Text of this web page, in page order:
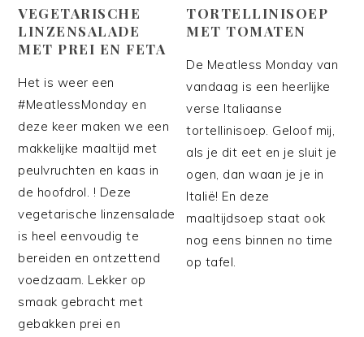
VEGETARISCHE
LINZENSALADE
MET PREI EN FETA
Het is weer een
#MeatlessMonday en
deze keer maken we een
makkelijke maaltijd met
peulvruchten en kaas in
de hoofdrol. ! Deze
vegetarische linzensalade
is heel eenvoudig te
bereiden en ontzettend
voedzaam. Lekker op
smaak gebracht met
gebakken prei en
TORTELLINISOEP
MET TOMATEN
De Meatless Monday van
vandaag is een heerlijke
verse Italiaanse
tortellinisoep. Geloof mij,
als je dit eet en je sluit je
ogen, dan waan je je in
Italië! En deze
maaltijdsoep staat ook
nog eens binnen no time
op tafel.